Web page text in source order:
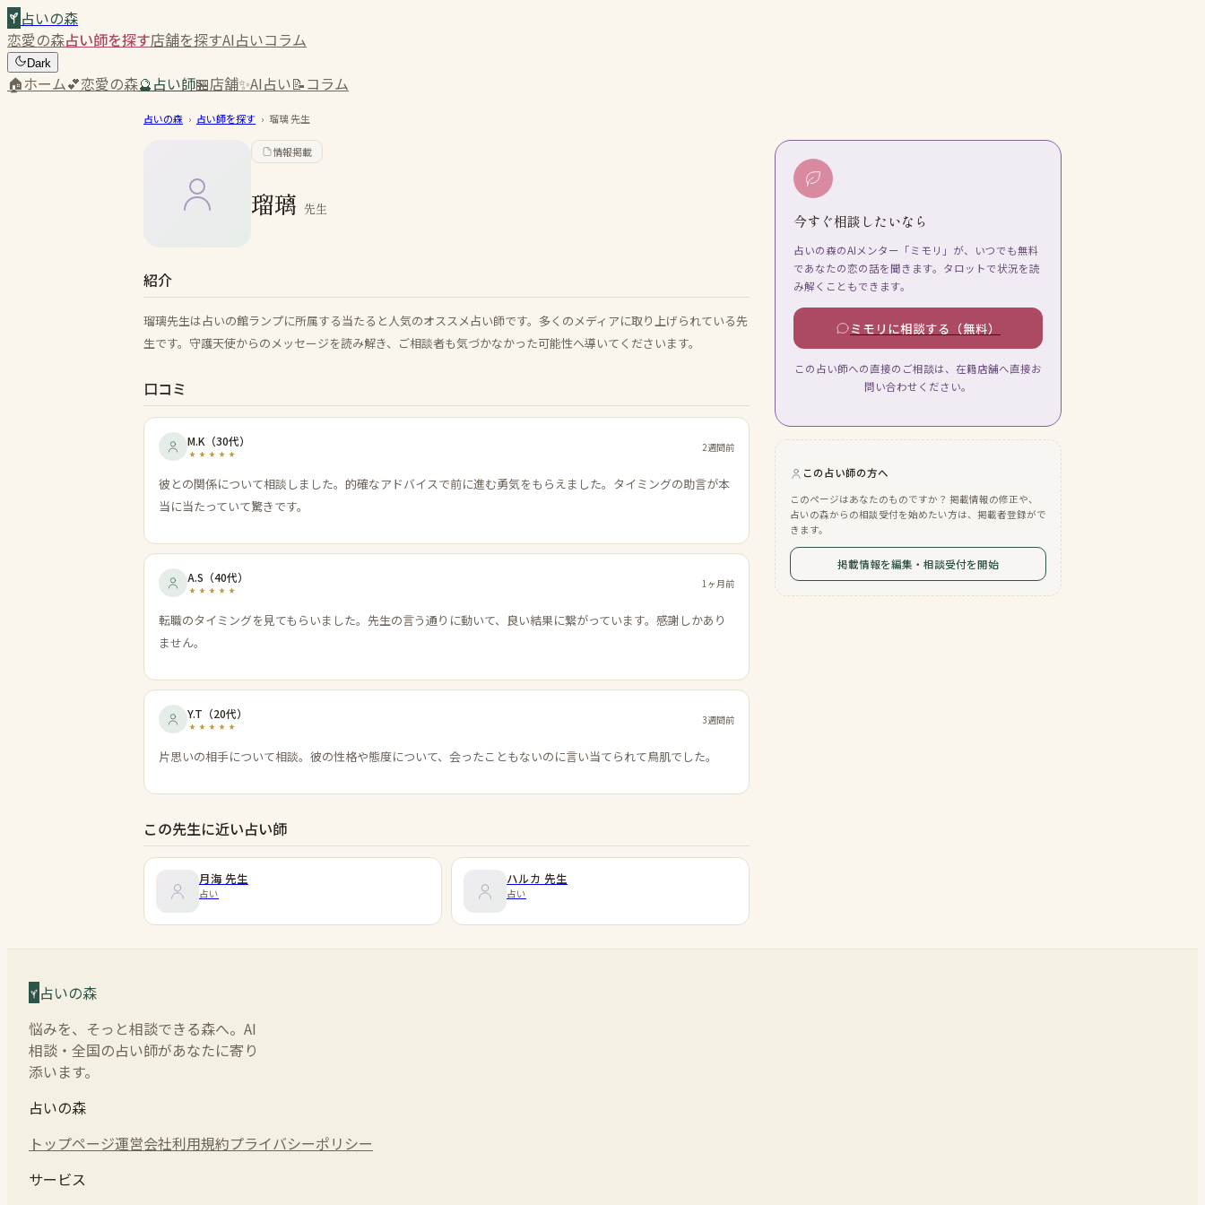
占いの森
恋愛の森占い師を探す店舗を探すAI占いコラム
Dark
🏠ホーム💕恋愛の森🔮占い師🏪店舗✨AI占い📝コラム
占いの森 › 占い師を探す › 瑠璃先生
情報掲載
瑠璃 先生
紹介
瑠璃先生は占いの館ランプに所属する当たると人気のオススメ占い師です。多くのメディアに取り上げられている先
生です。守護天使からのメッセージを読み解き、ご相談者も気づかなかった可能性へ導いてくださいます。
口コミ
M.K （30代） 2週間前
彼との関係について相談しました。的確なアドバイスで前に進む勇気をもらえました。タイミングの助言が本
当に当たっていて驚きです。
A.S （40代） 1ヶ月前
転職のタイミングを見てもらいました。先生の言う通りに動いて、良い結果に繋がっています。感謝しかあり
ません。
Y.T （20代） 3週間前
片思いの相手について相談。彼の性格や態度について、会ったこともないのに言い当てられて鳥肌でした。
この先生に近い占い師
月海 先生
占い
ハルカ 先生
占い
今すぐ相談したいなら
占いの森のAIメンター「ミモリ」が、いつでも無料
であなたの恋の話を聞きます。タロットで状況を読
み解くこともできます。
ミモリに相談する（無料）
この占い師への直接のご相談は、在籍店舗へ直接お
問い合わせください。
この占い師の方へ
このページはあなたのものですか？ 掲載情報の修正や、
占いの森からの相談受付を始めたい方は、掲載者登録がで
きます。
掲載情報を編集・相談受付を開始
占いの森
悩みを、そっと相談できる森へ。AI
相談・全国の占い師があなたに寄り
添います。
占いの森
トップページ運営会社利用規約プライバシーポリシー
サービス